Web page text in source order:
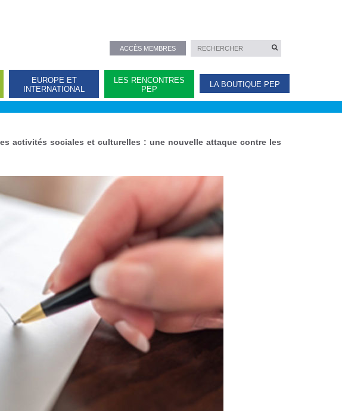
ACCÈS MEMBRES
EUROPE ET
INTERNATIONAL
LES RENCONTRES
PEP
LA BOUTIQUE PEP
activités sociales et culturelles : une nouvelle attaque contre les